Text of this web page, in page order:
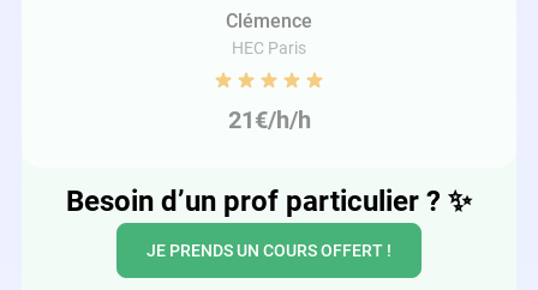
Clémence
HEC Paris
21€/h/h
Besoin d’un prof particulier ? ✨
JE PRENDS UN COURS OFFERT !